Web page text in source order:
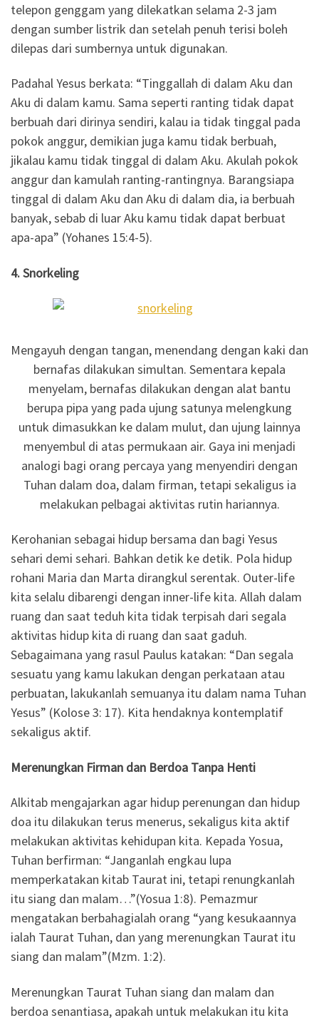
telepon genggam yang dilekatkan selama 2-3 jam
dengan sumber listrik dan setelah penuh terisi boleh
dilepas dari sumbernya untuk digunakan.
Padahal Yesus berkata: “Tinggallah di dalam Aku dan
Aku di dalam kamu. Sama seperti ranting tidak dapat
berbuah dari dirinya sendiri, kalau ia tidak tinggal pada
pokok anggur, demikian juga kamu tidak berbuah,
jikalau kamu tidak tinggal di dalam Aku. Akulah pokok
anggur dan kamulah ranting-rantingnya. Barangsiapa
tinggal di dalam Aku dan Aku di dalam dia, ia berbuah
banyak, sebab di luar Aku kamu tidak dapat berbuat
apa-apa” (Yohanes 15:4-5).
4. Snorkeling
Mengayuh dengan tangan, menendang dengan kaki dan
bernafas dilakukan simultan. Sementara kepala
menyelam, bernafas dilakukan dengan alat bantu
berupa pipa yang pada ujung satunya melengkung
untuk dimasukkan ke dalam mulut, dan ujung lainnya
menyembul di atas permukaan air. Gaya ini menjadi
analogi bagi orang percaya yang menyendiri dengan
Tuhan dalam doa, dalam firman, tetapi sekaligus ia
melakukan pelbagai aktivitas rutin hariannya.
Kerohanian sebagai hidup bersama dan bagi Yesus
sehari demi sehari. Bahkan detik ke detik. Pola hidup
rohani Maria dan Marta dirangkul serentak. Outer-life
kita selalu dibarengi dengan inner-life kita. Allah dalam
ruang dan saat teduh kita tidak terpisah dari segala
aktivitas hidup kita di ruang dan saat gaduh.
Sebagaimana yang rasul Paulus katakan: “Dan segala
sesuatu yang kamu lakukan dengan perkataan atau
perbuatan, lakukanlah semuanya itu dalam nama Tuhan
Yesus” (Kolose 3: 17). Kita hendaknya kontemplatif
sekaligus aktif.
Merenungkan Firman dan Berdoa Tanpa Henti
Alkitab mengajarkan agar hidup perenungan dan hidup
doa itu dilakukan terus menerus, sekaligus kita aktif
melakukan aktivitas kehidupan kita. Kepada Yosua,
Tuhan berfirman: “Janganlah engkau lupa
memperkatakan kitab Taurat ini, tetapi renungkanlah
itu siang dan malam…”(Yosua 1:8). Pemazmur
mengatakan berbahagialah orang “yang kesukaannya
ialah Taurat Tuhan, dan yang merenungkan Taurat itu
siang dan malam”(Mzm. 1:2).
Merenungkan Taurat Tuhan siang dan malam dan
berdoa senantiasa, apakah untuk melakukan itu kita